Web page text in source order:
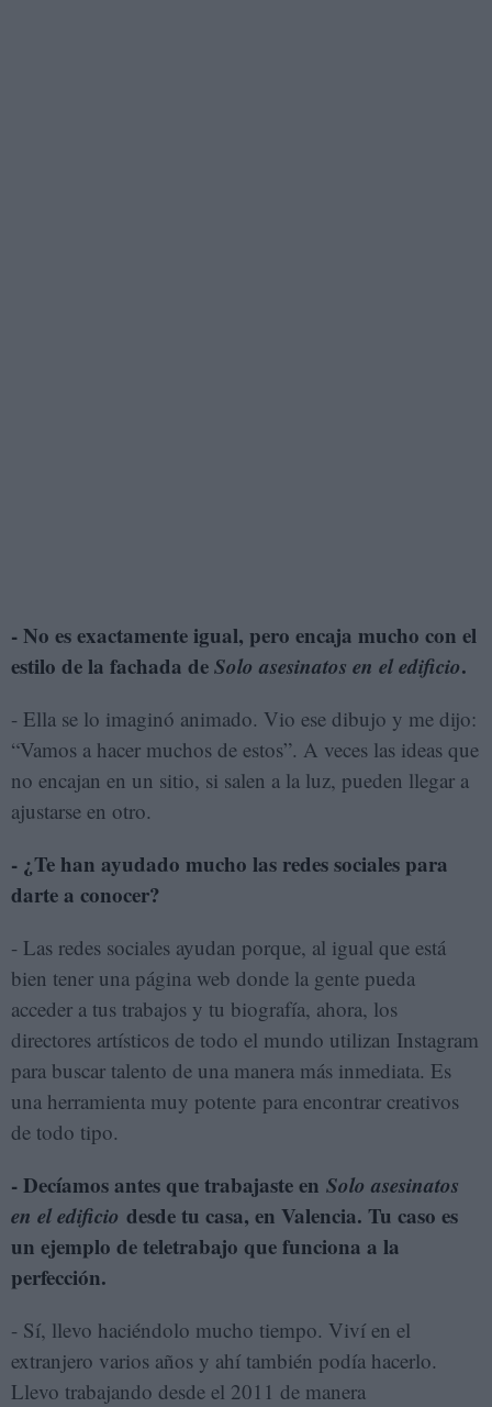
- No es exactamente igual, pero encaja mucho con el
estilo de la fachada deSolo asesinatos en el edificio.
- Ella se lo imaginó animado. Vio ese dibujo y me dijo:
“Vamos a hacer muchos de estos”. A veces las ideas que
no encajan en un sitio, si salen a la luz, pueden llegar a
ajustarse en otro.
- ¿Te han ayudado mucho las redes sociales para
darte a conocer?
- Las redes sociales ayudan porque, al igual que está
bien tener una página web donde la gente pueda
acceder a tus trabajos y tu biografía, ahora, los
directores artísticos de todo el mundo utilizan Instagram
para buscar talento de una manera más inmediata. Es
una herramienta muy potente para encontrar creativos
de todo tipo.
- Decíamos antes que trabajaste en Solo asesinatos
en el edificio desde tu casa, en Valencia. Tu caso es
un ejemplo de teletrabajo que funciona a la
perfección.
- Sí, llevo haciéndolo mucho tiempo. Viví en el
extranjero varios años y ahí también podía hacerlo.
Llevo trabajando desde el 2011 de manera